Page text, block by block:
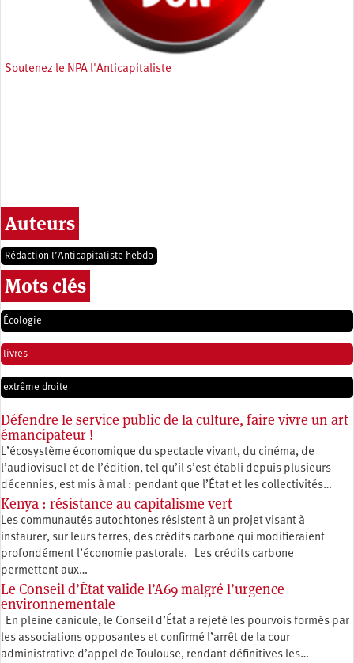
Soutenez le NPA l'Anticapitaliste
Auteurs
Rédaction l’Anticapitaliste hebdo
Mots clés
Écologie
livres
extrême droite
Défendre le service public de la culture, faire vivre un art
émancipateur !
L’écosystème économique du spectacle vivant, du cinéma, de
l’audiovisuel et de l’édition, tel qu’il s’est établi depuis plusieurs
décennies, est mis à mal : pendant que l’État et les collectivités…
Kenya : résistance au capitalisme vert
Les communautés autochtones résistent à un projet visant à
instaurer, sur leurs terres, des crédits carbone qui modifieraient
profondément l’économie pastorale. Les crédits carbone
permettent aux…
Le Conseil d’État valide l’A69 malgré l’urgence
environnementale
En pleine canicule, le Conseil d’État a rejeté les pourvois formés par
les associations opposantes et confirmé l’arrêt de la cour
administrative d’appel de Toulouse, rendant définitives les…